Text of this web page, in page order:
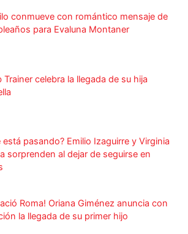
conmueve con romántico mensaje de
para Evaluna Montaner
Trainer celebra la llegada de su hija
está pasando? Emilio Izaguirre y Virginia
sorprenden al dejar de seguirse en
Roma! Oriana Giménez anuncia con
la llegada de su primer hijo